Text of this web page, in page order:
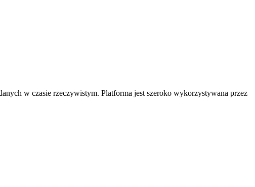
i firm leasingowych, oparte na ustandaryzowanej bazie pojazdów i
liczonym w tysiącach SKU.
i inne systemy Dedykowana aplikacja lub PWA
Gdy standardowy sklep to
źródło prawdy dla wszystkich systemów Automatyzacja i AI w sprzedaży
w czasie rzeczywistym. Platforma jest szeroko wykorzystywana przez